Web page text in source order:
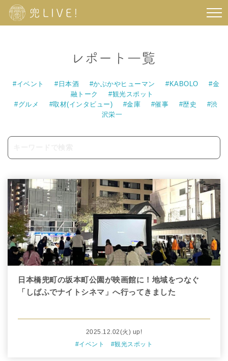
#イベント #日本酒 #かぶかやヒューマン #KABOLO
#金
融トーク
#観光スポット
#グルメ
#取材(インタビュー) #金庫 #催事 #歴史
#渋
沢栄一
日本橋兜町の坂本町公園が映画館に！地域をつなぐ
「しばふでナイトシネマ」へ行ってきました
2025.12.02(火) up!
#イベント
#観光スポット